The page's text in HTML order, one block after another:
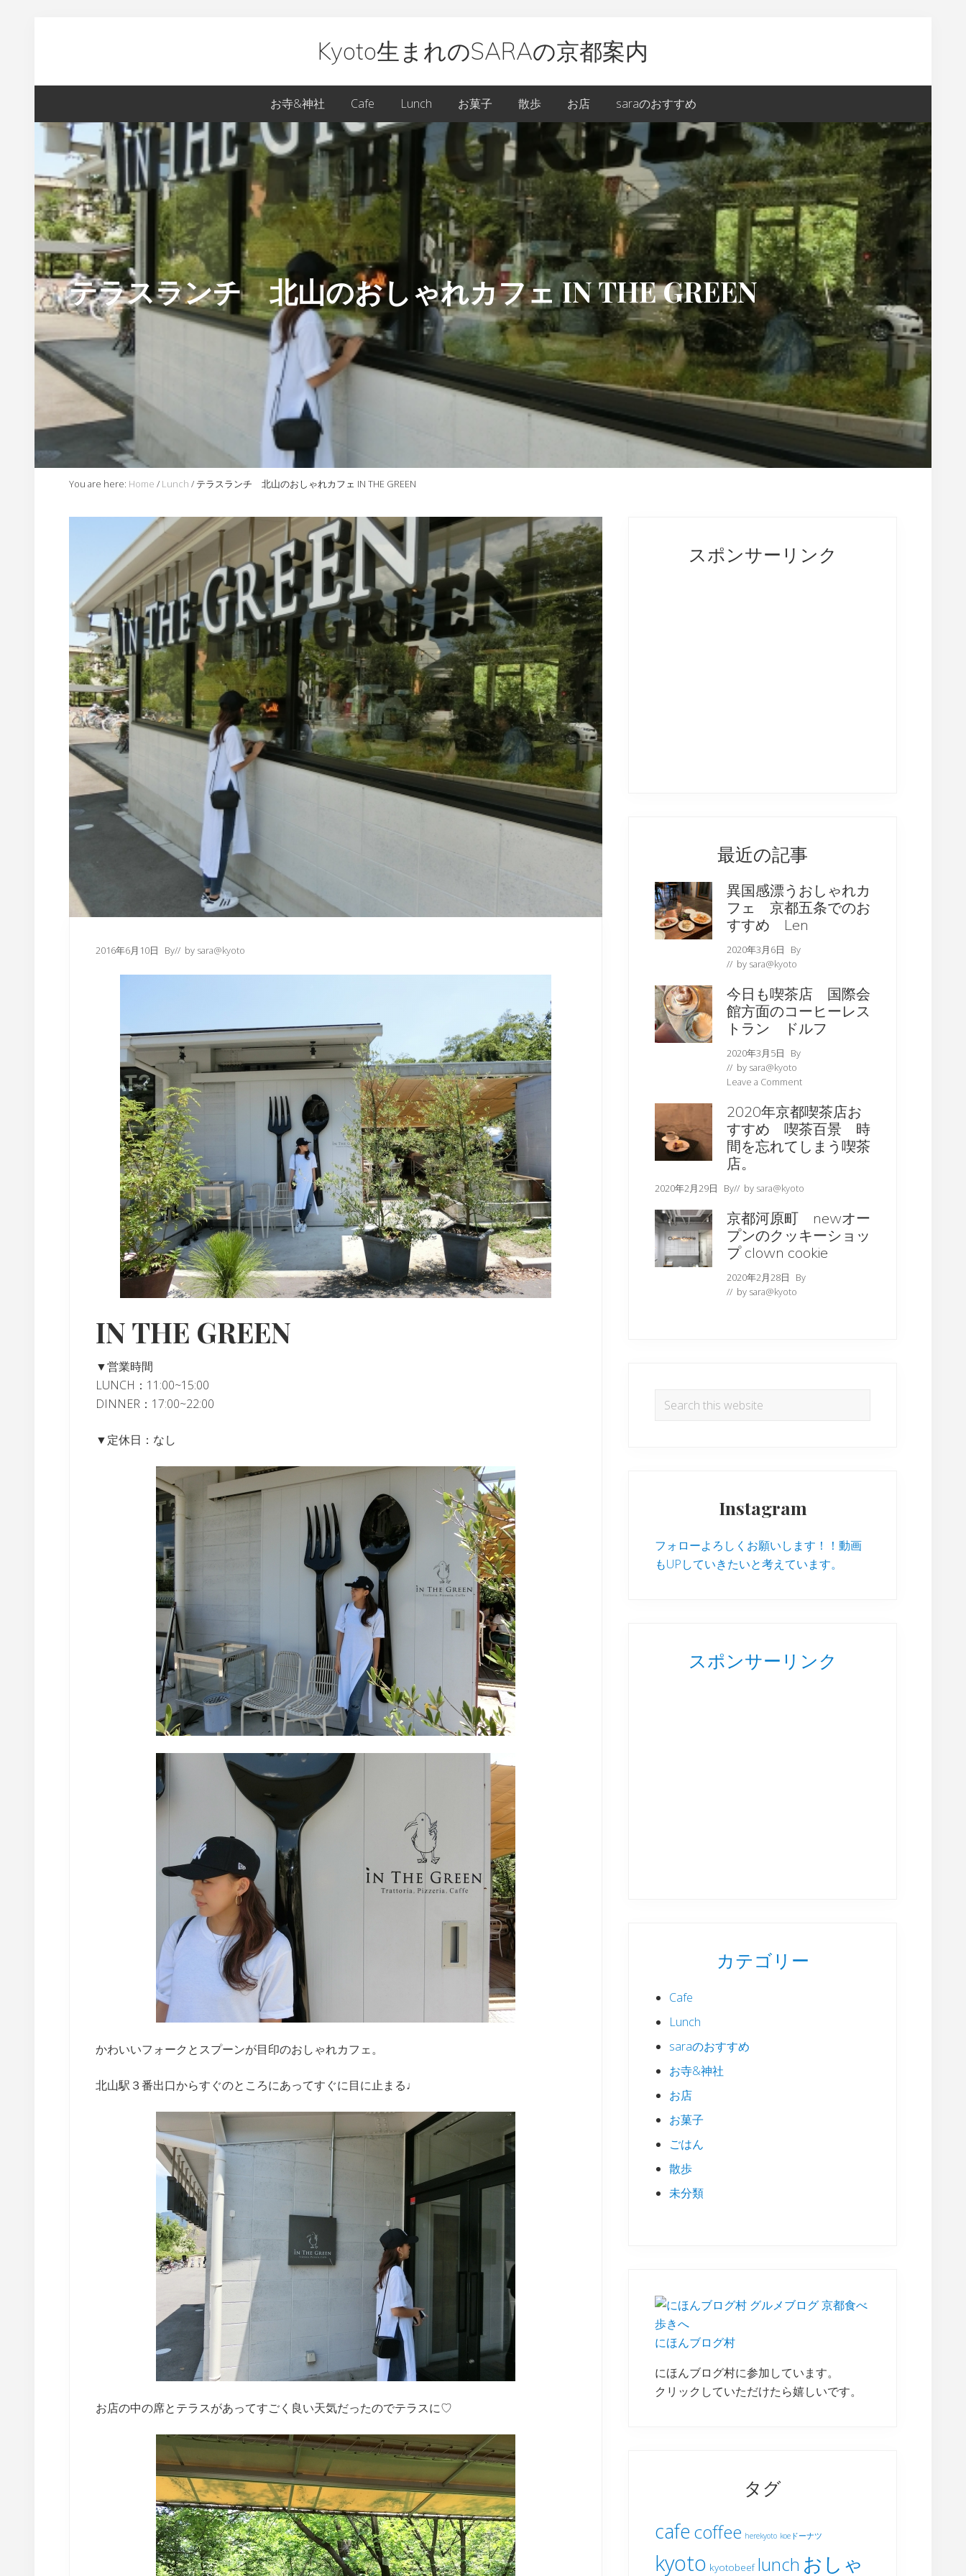
navigation
sidebar
Kyoto生まれのSARAの京都案内
生
ま
れ
の
SARA
の
京
都
案
内
お寺&神社 Cafe Lunch お菓子 散歩 お店 saraのおすすめ
テラスランチ 北山のおしゃれカフェ IN THE GREEN
You are here: Home / Lunch / テラスランチ 北山のおしゃれカフェ IN THE GREEN
2016年6月10日 By// by sara@kyoto
IN THE GREEN
▼営業時間
LUNCH：11:00~15:00
DINNER：17:00~22:00
▼定休日：なし
かわいいフォークとスプーンが目印のおしゃれカフェ。
北山駅３番出口からすぐのところにあってすぐに目に止まる♩
お店の中の席とテラスがあってすごく良い天気だったのでテラスに♡
Sidebarスポンサーリンク
最近の記事
異国感漂うおしゃれカ
フェ 京都五条でのお
すすめ Len
2020年3月6日
By
// by sara@kyoto
今日も喫茶店 国際会
館方面のコーヒーレス
トラン ドルフ
2020年3月5日
By
// by sara@kyoto
Leave a Comment
2020年京都喫茶店お
すすめ 喫茶百景 時
間を忘れてしまう喫茶
店。
2020年2月29日 By// by sara@kyoto
京都河原町 newオー
プンのクッキーショッ
プ clown cookie
2020年2月28日
By
// by sara@kyoto
Search
Instagram
フォローよろしくお願いします！！動画
もUPしていきたいと考えています。
スポンサーリンク
カテゴリー
Cafe
Lunch
saraのおすすめ
お寺&神社
お店
お菓子
ごはん
散歩
未分類
にほんブログ村
にほんブログ村に参加しています。
クリックしていただけたら嬉しいです。
タグ
cafe coffee herekyoto koeドーナツ
kyoto kyotobeef lunch おしゃ